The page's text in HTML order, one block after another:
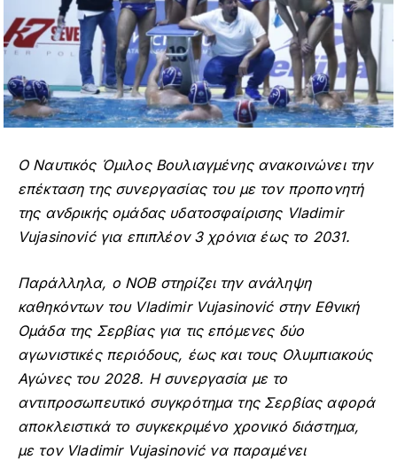
Ο Ναυτικός Όμιλος Βουλιαγμένης ανακοινώνει την
επέκταση της συνεργασίας του με τον προπονητή
της ανδρικής ομάδας υδατοσφαίρισης Vladimir
Vujasinović για επιπλέον 3 χρόνια έως το 2031.
Παράλληλα, ο ΝΟΒ στηρίζει την ανάληψη
καθηκόντων του Vladimir Vujasinović στην Εθνική
Ομάδα της Σερβίας για τις επόμενες δύο
αγωνιστικές περιόδους, έως και τους Ολυμπιακούς
Αγώνες του 2028. Η συνεργασία με το
αντιπροσωπευτικό συγκρότημα της Σερβίας αφορά
αποκλειστικά το συγκεκριμένο χρονικό διάστημα,
με τον Vladimir Vujasinović να παραμένει